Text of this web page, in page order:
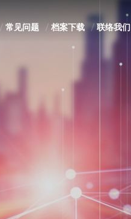
常见问题 档案下载 联络我们